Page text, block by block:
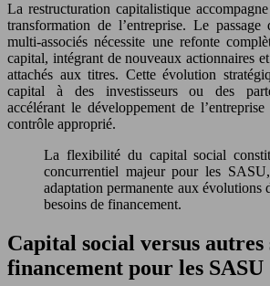
La restructuration capitalistique
transformation de l’entreprise. Le
multi-associés nécessite une refonte
capital, intégrant de nouveaux actionnaires
attachés aux titres. Cette évolution
capital à des investisseurs ou des
accélérant le développement de
contrôle approprié.
La flexibilité du capital social
concurrentiel majeur pour les
adaptation permanente aux évolutions
besoins de financement.
Capital social versus autres
financement pour les SASU